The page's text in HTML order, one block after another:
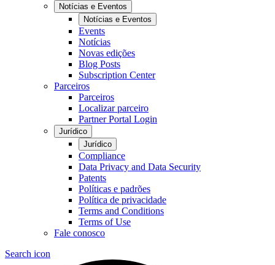
Notícias e Eventos
Notícias e Eventos
Events
Notícias
Novas edições
Blog Posts
Subscription Center
Parceiros
Parceiros
Localizar parceiro
Partner Portal Login
Jurídico
Jurídico
Compliance
Data Privacy and Data Security
Patents
Políticas e padrões
Política de privacidade
Terms and Conditions
Terms of Use
Fale conosco
Search icon